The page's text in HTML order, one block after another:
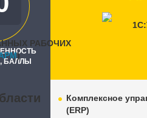
БАЛЛЫ
РАБОЧИХ
)
Комплексное
(ERP)